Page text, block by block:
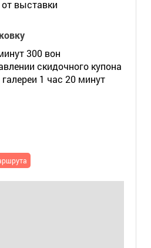
выставки
300 вон
скидочного купона
1 час 20 минут